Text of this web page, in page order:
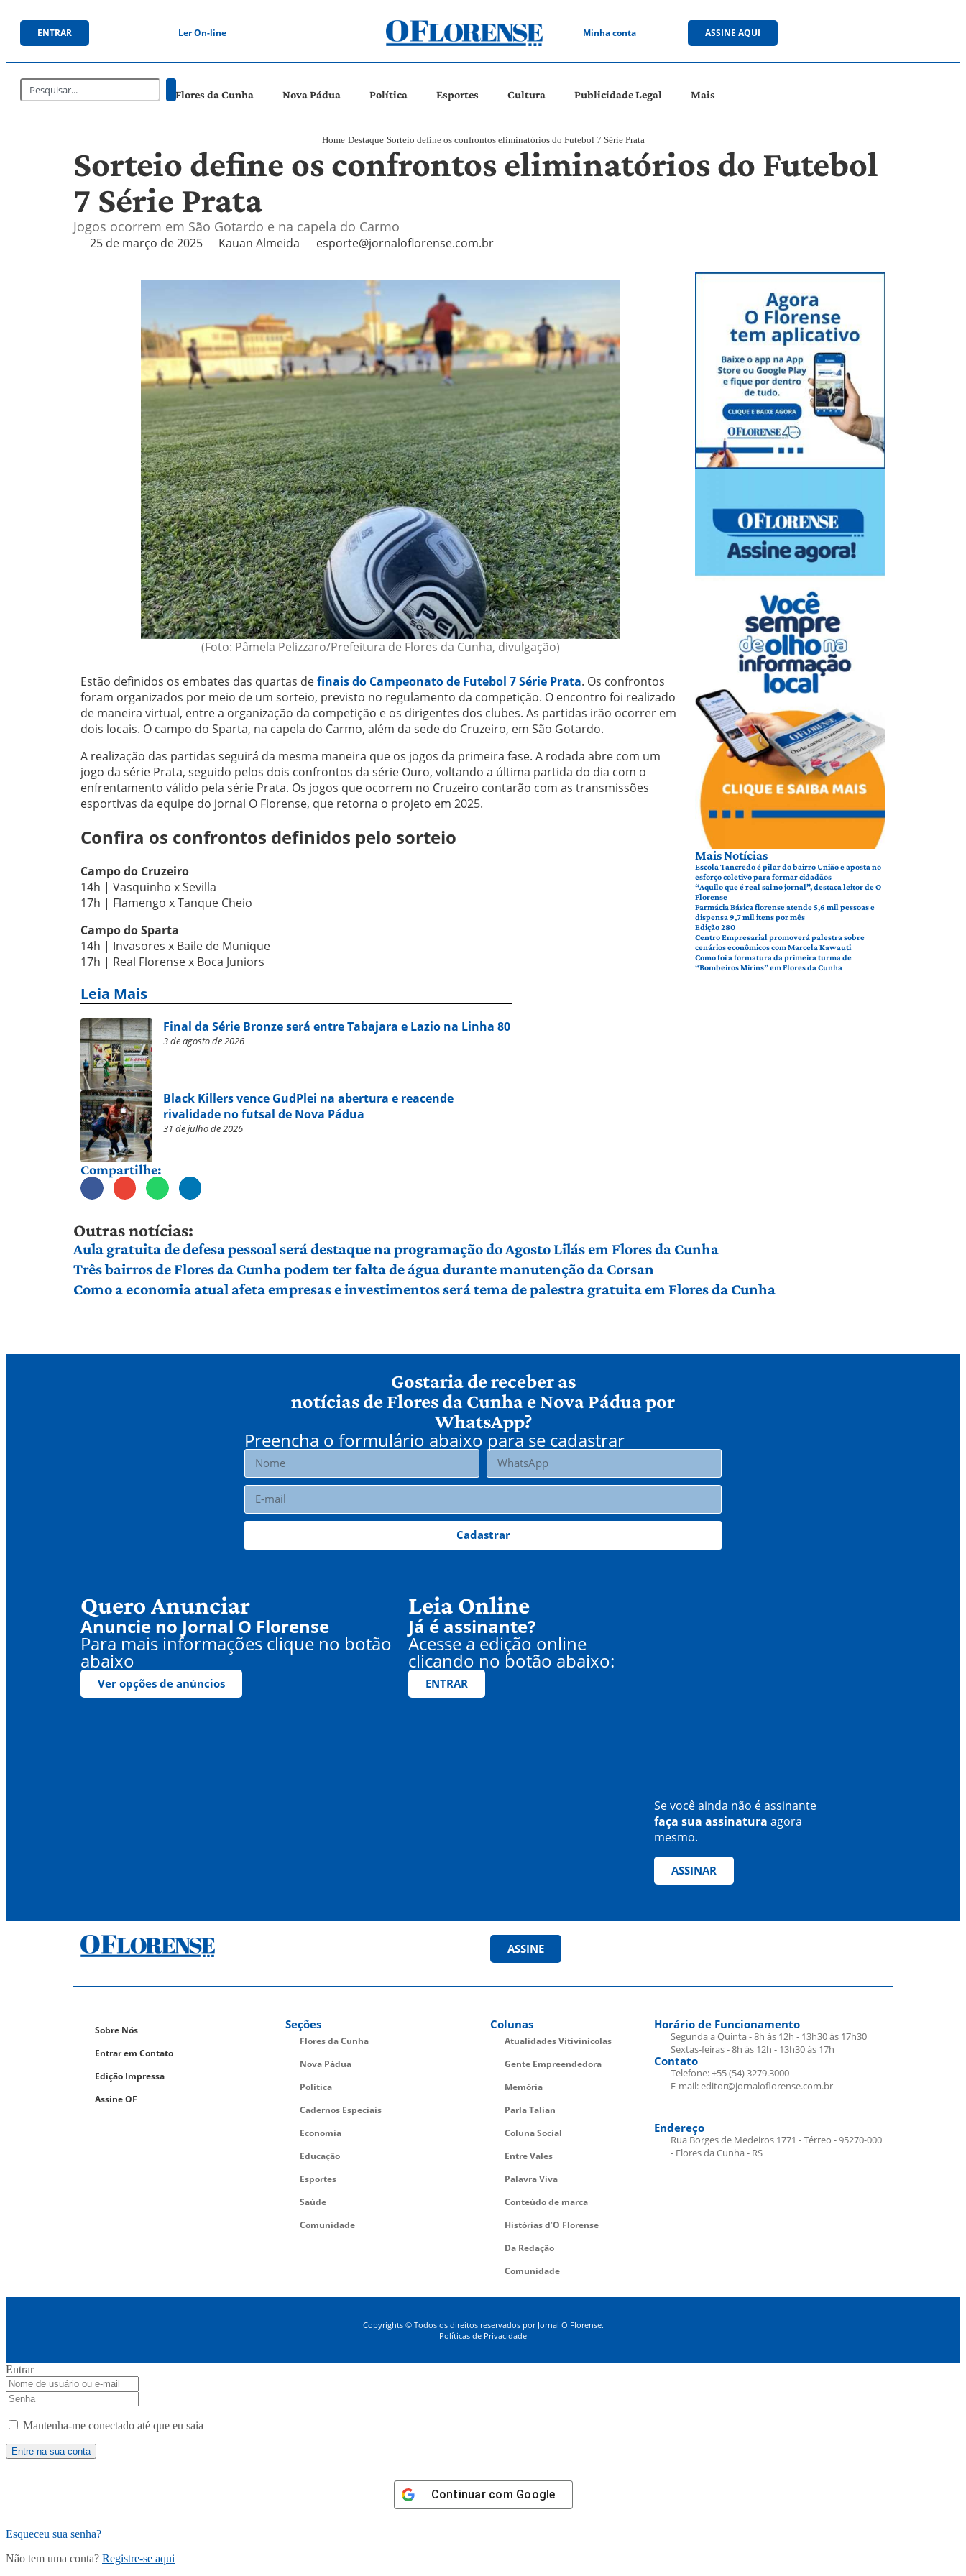
ENTRAR Ler On-line Minha conta ASSINE AQUI
Flores da Cunha Nova Pádua Política Esportes Cultura Publicidade Legal Mais
Home Destaque Sorteio define os confrontos eliminatórios do Futebol 7 Série Prata
Sorteio define os confrontos eliminatórios do Futebol
7 Série Prata
Jogos ocorrem em São Gotardo e na capela do Carmo
25 de março de 2025 Kauan Almeida esporte@jornaloflorense.com.br
(Foto: Pâmela Pelizzaro/Prefeitura de Flores da Cunha, divulgação)
Estão definidos os embates das quartas definais do Campeonato de Futebol 7 Série Prata. Os confrontos
foram organizados por meio de um sorteio, previsto no regulamento da competição. O encontro foi realizado
de maneira virtual, entre a organização da competição e os dirigentes dos clubes. As partidas irão ocorrer em
dois locais. O campo do Sparta, na capela do Carmo, além da sede do Cruzeiro, em São Gotardo.
A realização das partidas seguirá da mesma maneira que os jogos da primeira fase. A rodada abre com um
jogo da série Prata, seguido pelos dois confrontos da série Ouro, voltando a última partida do dia com o
enfrentamento válido pela série Prata. Os jogos que ocorrem no Cruzeiro contarão com as transmissões
esportivas da equipe do jornal O Florense, que retorna o projeto em 2025.
Confira os confrontos definidos pelo sorteio
Campo do Cruzeiro
14h | Vasquinho x Sevilla
17h | Flamengo x Tanque Cheio
Campo do Sparta
14h | Invasores x Baile de Munique
17h | Real Florense x Boca Juniors
Leia Mais
Final da Série Bronze será entre Tabajara e Lazio na Linha 80
3 de agosto de 2026
Black Killers vence GudPlei na abertura e reacende
rivalidade no futsal de Nova Pádua
31 de julho de 2026
Compartilhe:
Mais Notícias
Escola Tancredo é pilar do bairro União e aposta no
esforço coletivo para formar cidadãos
“Aquilo que é real sai no jornal”, destaca leitor de O
Florense
Farmácia Básica florense atende 5,6 mil pessoas e
dispensa 9,7 mil itens por mês
Edição 280
Centro Empresarial promoverá palestra sobre
cenários econômicos com Marcela Kawauti
Como foi a formatura da primeira turma de
“Bombeiros Mirins” em Flores da Cunha
Outras notícias:
Aula gratuita de defesa pessoal será destaque na programação do Agosto Lilás em Flores da Cunha
Três bairros de Flores da Cunha podem ter falta de água durante manutenção da Corsan
Como a economia atual afeta empresas e investimentos será tema de palestra gratuita em Flores da Cunha
Gostaria de receber as
notícias de Flores da Cunha e Nova Pádua por
WhatsApp?
Preencha o formulário abaixo para se cadastrar
Cadastrar
Quero Anunciar
Anuncie no Jornal O Florense
Para mais informações clique no botão
abaixo
Ver opções de anúncios
Leia Online
Já é assinante?
Acesse a edição online
clicando no botão abaixo:
ENTRAR
Se você ainda não é assinante
faça sua assinatura agora
mesmo.
ASSINAR
ASSINE
Sobre Nós
Entrar em Contato
Edição Impressa
Assine OF
Seções
Flores da Cunha
Nova Pádua
Política
Cadernos Especiais
Economia
Educação
Esportes
Saúde
Comunidade
Colunas
Atualidades Vitivinícolas
Gente Empreendedora
Memória
Parla Talian
Coluna Social
Entre Vales
Palavra Viva
Conteúdo de marca
Histórias d’O Florense
Da Redação
Comunidade
Horário de Funcionamento
Segunda a Quinta - 8h às 12h - 13h30 às 17h30
Sextas-feiras - 8h às 12h - 13h30 às 17h
Contato
Telefone: +55 (54) 3279.3000
E-mail: editor@jornaloflorense.com.br
Endereço
Rua Borges de Medeiros 1771 - Térreo - 95270-000
- Flores da Cunha - RS
Copyrights © Todos os direitos reservados por Jornal O Florense.
Políticas de Privacidade
Entrar
Mantenha-me conectado até que eu saia
Continuar com Google
Esqueceu sua senha?
Não tem uma conta? Registre-se aqui